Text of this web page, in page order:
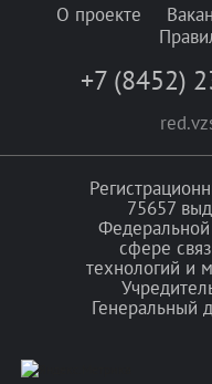
О проекте
+7 (8452)
75657
сфере
технологий и
Генеральный